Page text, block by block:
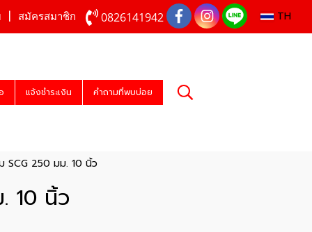
สมัครสมาชิก 0826141942 TH
แจ้งชำระเงิน คำถามที่พบบ่อย
SCG 250 มม. 10 นิ้ว
10 นิ้ว